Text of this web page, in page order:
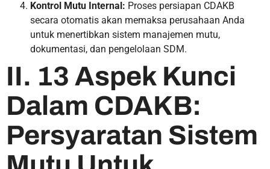
Kontrol Mutu Internal: Proses persiapan CDAKB
secara otomatis akan memaksa perusahaan Anda
untuk menertibkan sistem manajemen mutu,
dokumentasi, dan pengelolaan SDM.
II. 13 Aspek Kunci
Dalam CDAKB:
Persyaratan Sistem